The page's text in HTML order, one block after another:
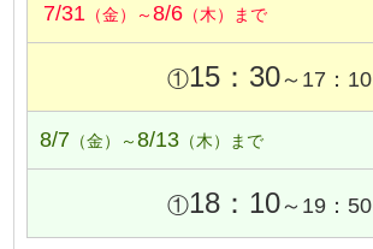
7/31 （金）～8/6 （木）まで
①15：30～17：10
8/7 （金）～8/13 （木）まで
①18：10～19：50